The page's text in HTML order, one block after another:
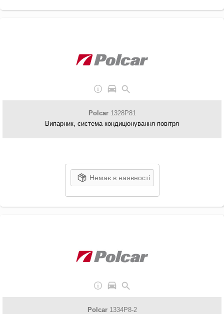
Polcar1328P81
Випарник, система кондиціонування повітря
Немає в наявності
Polcar1334P8-2